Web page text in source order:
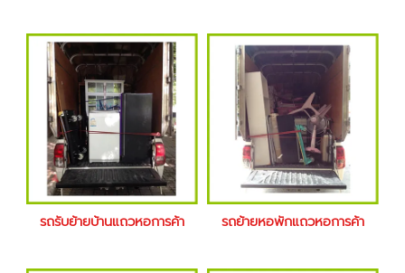
รถรับย้ายบ้านแถวหอการค้า รถย้ายหอพักแถวหอการค้า